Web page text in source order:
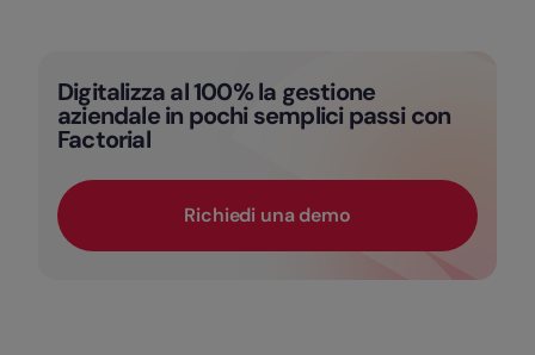
Digitalizza al 100% la gestione
aziendale in pochi semplici passi con
Factorial
Richiedi una demo